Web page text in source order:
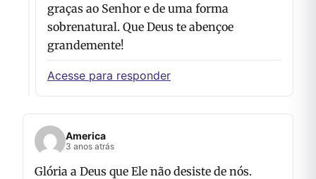
graças ao Senhor e de uma forma
sobrenatural. Que Deus te abençoe
grandemente!
Acesse para responder
America
3 anos atrás
Glória a Deus que Ele não desiste de nós.